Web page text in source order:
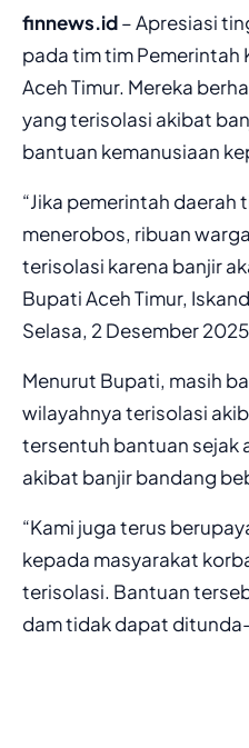
finnews.id– Apresiasi
pada tim tim Pemerintah
Aceh Timur. Mereka
yang terisolasi akibat
bantuan kemanusiaan
“Jika pemerintah daerah
menerobos, ribuan
terisolasi karena banjir
Bupati Aceh Timur,
Selasa, 2 Desember
Menurut Bupati, masih
wilayahnya terisolasi
tersentuh bantuan sejak
akibat banjir bandang
“Kami juga terus
kepada masyarakat
terisolasi. Bantuan
dam tidak dapat